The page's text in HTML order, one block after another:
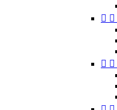
 
 